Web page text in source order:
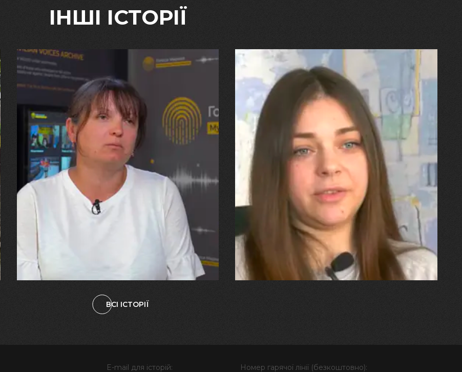
ІНШІ ІСТОРІЇ
29.07.2026
Марина, Ваїд та Аміна Харченко
"Попри всі втрати, ми не
зламалися: тепер я бачу
свого вбитого чоловіка у
наших дітях"
27.07.2026
"Я перенесла 11 операцій, та
плакала від фантомного
болю. Але маленька донька
бере за руку і змушує йти
далі"
ВСІ ІСТОРІЇ
E-mail для історій: Номер гарячої лінії (безкоштовно):